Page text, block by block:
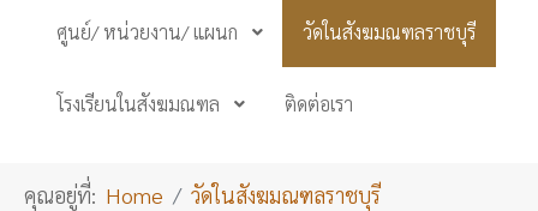
ศูนย์/ หน่วยงาน/ แผนก วัดในสังฆมณฑลราชบุรี
โรงเรียนในสังฆมณฑล ติดต่อเรา
คุณอยู่ที่: Home
วัดในสังฆมณฑลราชบุรี